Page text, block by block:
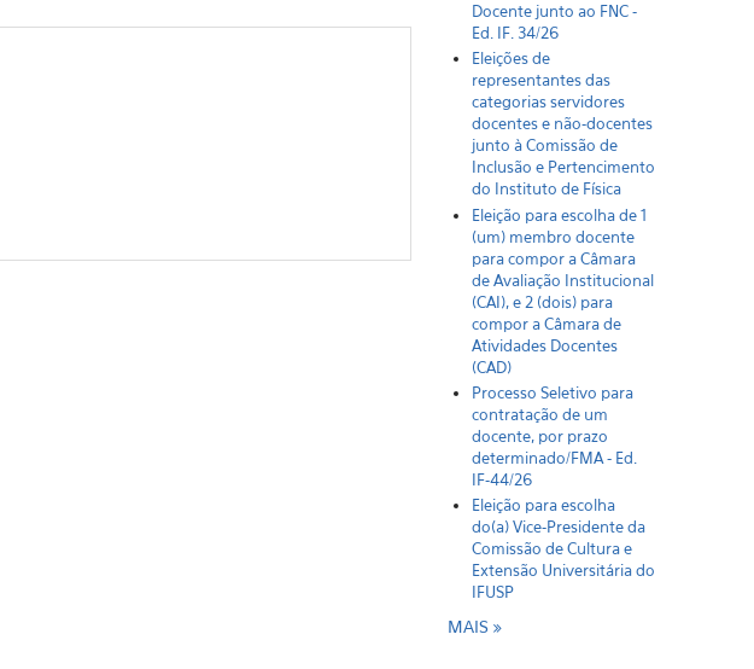
Docente junto ao FNC -
Ed. IF. 34/26
Eleições de
representantes das
categorias servidores
docentes e não-docentes
junto à Comissão de
Inclusão e Pertencimento
do Instituto de Física
Eleição para escolha de 1
(um) membro docente
para compor a Câmara
de Avaliação Institucional
(CAI), e 2 (dois) para
compor a Câmara de
Atividades Docentes
(CAD)
Processo Seletivo para
contratação de um
docente, por prazo
determinado/FMA - Ed.
IF-44/26
Eleição para escolha
do(a) Vice-Presidente da
Comissão de Cultura e
Extensão Universitária do
IFUSP
MAIS